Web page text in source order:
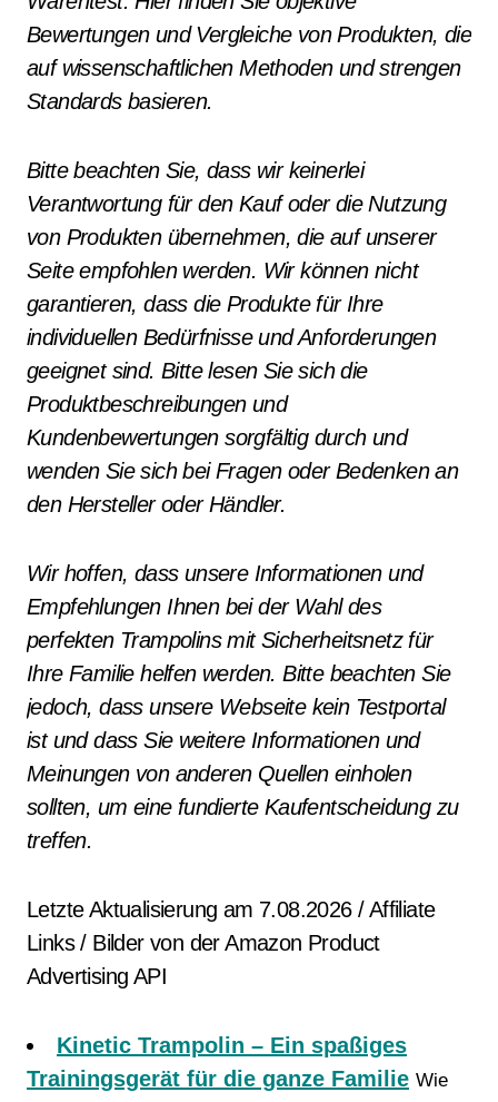
Bewertungen und Vergleiche von Produkten, die
auf wissenschaftlichen Methoden und strengen
Standards basieren.
Bitte beachten Sie, dass wir keinerlei
Verantwortung für den Kauf oder die Nutzung
von Produkten übernehmen, die auf unserer
Seite empfohlen werden. Wir können nicht
garantieren, dass die Produkte für Ihre
individuellen Bedürfnisse und Anforderungen
geeignet sind. Bitte lesen Sie sich die
Produktbeschreibungen und
Kundenbewertungen sorgfältig durch und
wenden Sie sich bei Fragen oder Bedenken an
den Hersteller oder Händler.
Wir hoffen, dass unsere Informationen und
Empfehlungen Ihnen bei der Wahl des
perfekten Trampolins mit Sicherheitsnetz für
Ihre Familie helfen werden. Bitte beachten Sie
jedoch, dass unsere Webseite kein Testportal
ist und dass Sie weitere Informationen und
Meinungen von anderen Quellen einholen
sollten, um eine fundierte Kaufentscheidung zu
treffen.
Letzte Aktualisierung am 7.08.2026 / Affiliate
Links / Bilder von der Amazon Product
Advertising API
Kinetic Trampolin – Ein spaßiges
Trainingsgerät für die ganze Familie Wie